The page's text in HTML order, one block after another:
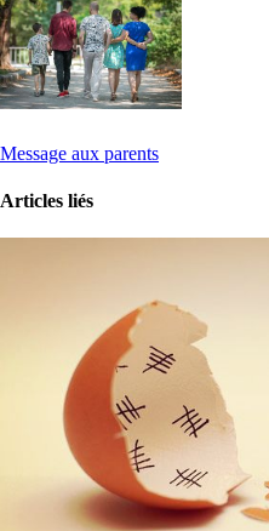
Message aux parents
Articles liés